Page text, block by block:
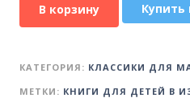
В корзину Купить
КАТЕГОРИЯ: КЛАССИКИ ДЛЯ
МЕТКИ: КНИГИ ДЛЯ ДЕТЕЙ В